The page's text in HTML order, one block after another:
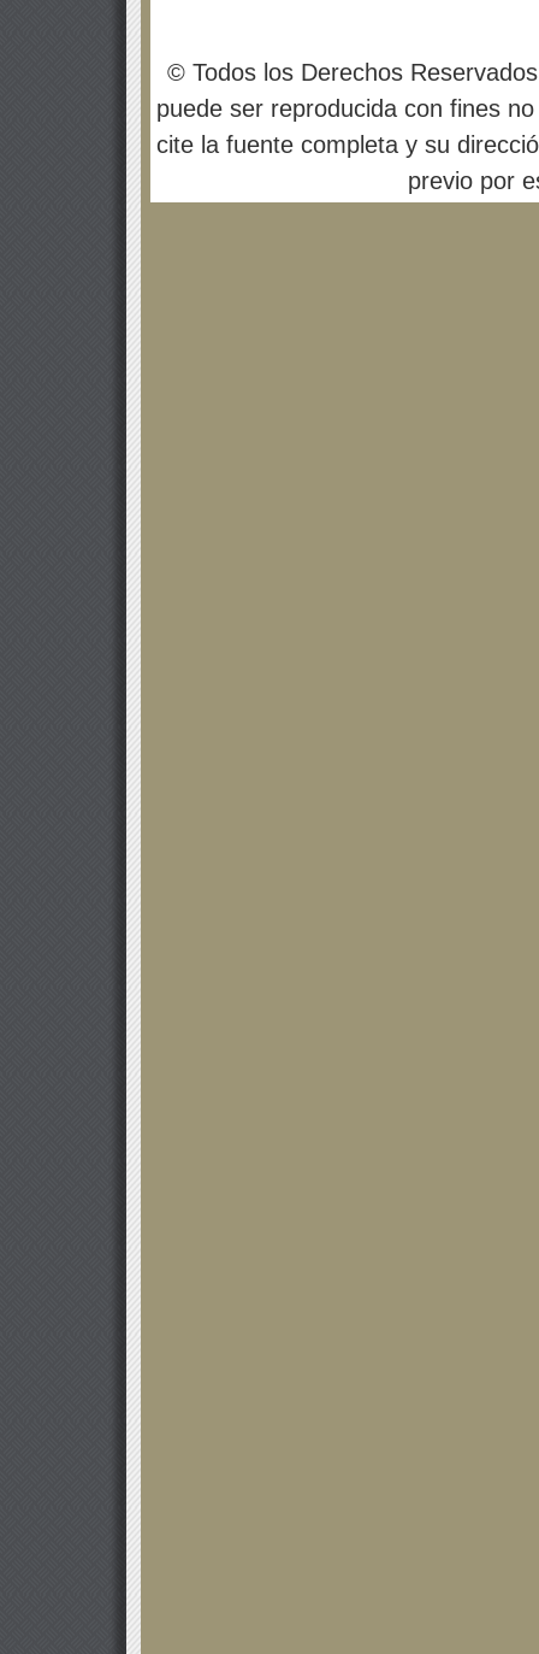
© Todos los Derechos
puede ser reproducida con fines
cite la fuente completa y su
previo por